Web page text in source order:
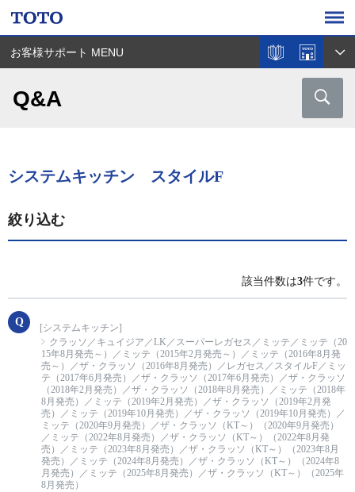
お客様サポート MENU
Q&A
システムキッチン スタイルF
絞り込む
該当件数は3件です。
[システムキッチン]
クラッソ／キュイジア／LK／スーパーレガセス／ミッテ／ミッテ（20
15年8月発売～）／ミッテ（2015年2月発売～）／ミッテ（2016年8月発
売～）／ザ・クラッソ（2016年8月発売）／レガセス／スタイルF／ミッ
テ（2017年6月発売）／ザ・クラッソ（2017年6月発売）／ザ・クラッソ
（2018年2月発売）／ザ・クラッソ（2018年8月発売）／ミッテ（2018年
8月発売）／ミッテ（2019年2月発売）／ザ・クラッソ（2019年2月発
売）／ミッテ（2019年10月発売）／ザ・クラッソ（2019年10月発売）／
ミッテ（2020年9月発売）／ザ・クラッソ（KT～）（2020年9月発売）
／ミッテ（2022年8月発売）／ザ・クラッソ（KT～）（2022年8月発
売）／ミッテ（2023年8月発売）／ザ・クラッソ（KT～）（2023年8月
発売）／ミッテ（2024年8月発売）／ザ・クラッソ（KT～）（2024年8
月発売）／ミッテ（2025年8月発売）／ザ・クラッソ（KT～）（2025年
8月発売）